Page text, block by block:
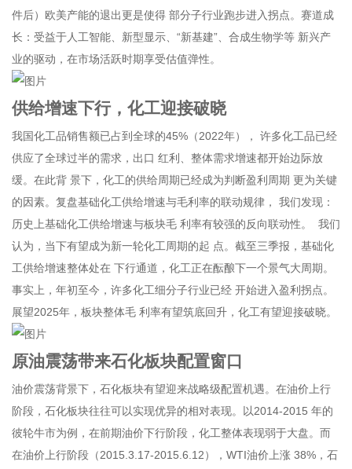
件后）欧美产能的退出更是使得 部分子行业跑步进入拐点。赛道成
长：受益于人工智能、新型显示、“新基建”、合成生物学等 新兴产
业的驱动，在市场活跃时期享受估值弹性。
供给增速下行，化工迎接破晓
我国化工品销售额已占到全球的45%（2022年）， 许多化工品已经
供应了全球过半的需求，出口 红利、整体需求增速都开始边际放
缓。在此背 景下，化工的供给周期已经成为判断盈利周期 更为关键
的因素。复盘基础化工供给增速与毛利率的联动规律， 我们发现：
历史上基础化工供给增速与板块毛 利率有较强的反向联动性。 我们
认为，当下有望成为新一轮化工周期的起 点。截至三季报，基础化
工供给增速整体处在 下行通道，化工正在酝酿下一个景气大周期。
事实上，年初至今，许多化工细分子行业已经 开始进入盈利拐点。
展望2025年，板块整体毛 利率有望筑底回升，化工有望迎接破晓。
原油震荡带来石化板块配置窗口
油价震荡背景下，石化板块有望迎来战略级配置机遇。在油价上行
阶段，石化板块往往可以实现优异的相对表现。以2014-2015 年的
彼轮牛市为例，在前期油价下行阶段，化工整体表现弱于大盘。而
在油价上行阶段（2015.3.17-2015.6.12），WTI油价上涨 38%，石